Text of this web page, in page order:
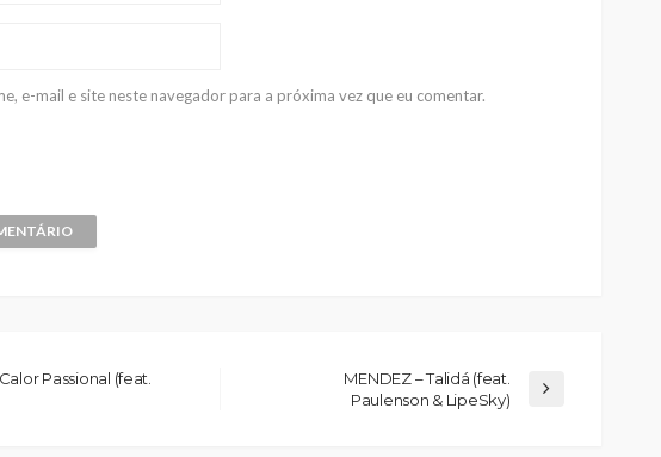
e-mail e site neste navegador para a próxima vez que eu comentar.
Passional (feat.
MENDEZ – Talidá (feat.
Paulenson & LipeSky)